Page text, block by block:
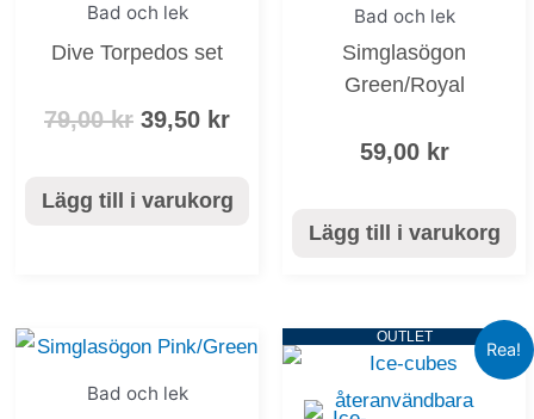
Bad och lek
Dive Torpedos set
79,00kr
var:
79,00 kr.
39,50 kr
Lägg till i varukorg
Bad och lek
Simglasögon
Green/Royal
59,00 kr
Lägg till i varukorg
Bad och lek
Rea!
OUTLETDet
priset